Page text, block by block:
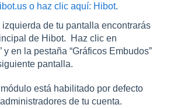
o haz clic aquí: Hibot.
izquierda de tu pantalla encontrarás
de Hibot. Haz clic en
y en la pestaña “Gráficos Embudos”
pantalla.
está habilitado por defecto
de tu cuenta.